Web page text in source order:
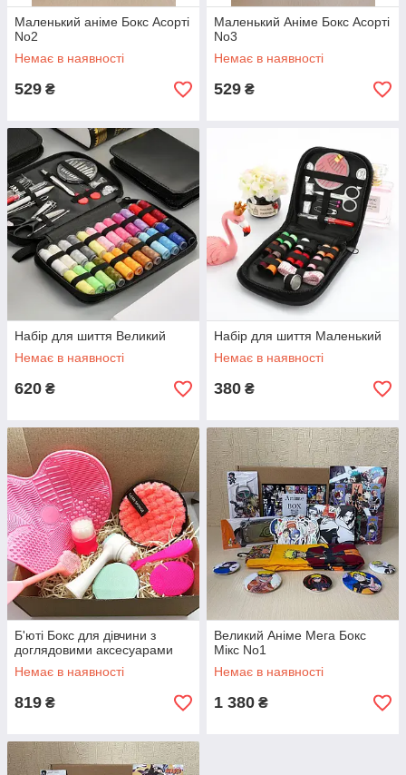
Маленький аніме Бокс Асорті
No2
Немає в наявності
529 ₴
Маленький Аніме Бокс Асорті
No3
Немає в наявності
529 ₴
Набір для шиття Великий
Немає в наявності
620 ₴
Набір для шиття Маленький
Немає в наявності
380 ₴
Б'юті Бокс для дівчини з
доглядовими аксесуарами
Немає в наявності
819 ₴
Великий Аніме Мега Бокс
Мікс No1
Немає в наявності
1 380 ₴